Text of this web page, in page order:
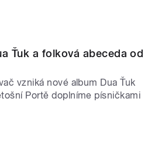
Ťuk a folková abeceda od
vzniká nové album Dua Ťuk
Portě doplníme písničkami